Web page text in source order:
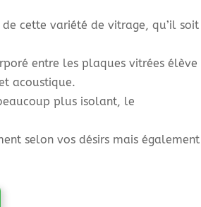
cette variété de vitrage, qu’il soit
entre les plaques vitrées élève
acoustique.
plus isolant, le
selon vos désirs mais également